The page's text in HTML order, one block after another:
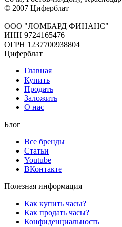
© 2007 Циферблат
ООО "ЛОМБАРД ФИНАНС"
ИНН 9724165476
ОГРН 1237700938804
Циферблат
Главная
Купить
Продать
Заложить
О нас
Блог
Все бренды
Статьи
Youtube
ВКонтакте
Полезная информация
Как купить часы?
Как продать часы?
Конфиденциальность